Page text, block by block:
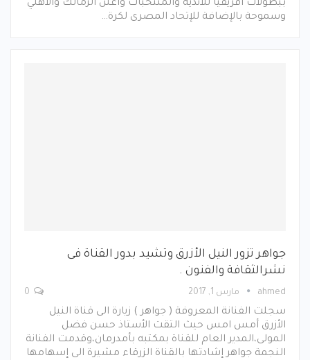
ببطولات افريقيا للأندية والمنتخبات واعلن الزمالك والأهلي
وسموحة بالإضافة للإتحاد المصرى لكرة…
جواهر تزور النيل الأزرق وتشيد بدور القناة فى
نشرالثقافة والفنون .
ahmed مارس 1, 2017
سجلت الفنانة المعروفة ( جواهر ) زيارة الى قناة النيل
الأزرق أمس امس حيث التقت الأستاذ حسن فضل
المولى،المدير العام للقناة بمكتبه بأمدرمان،وقدمت الفنانة
النجمة جواهر إشادتها بالقناة الزرقاء مشيرة الى إسهامها